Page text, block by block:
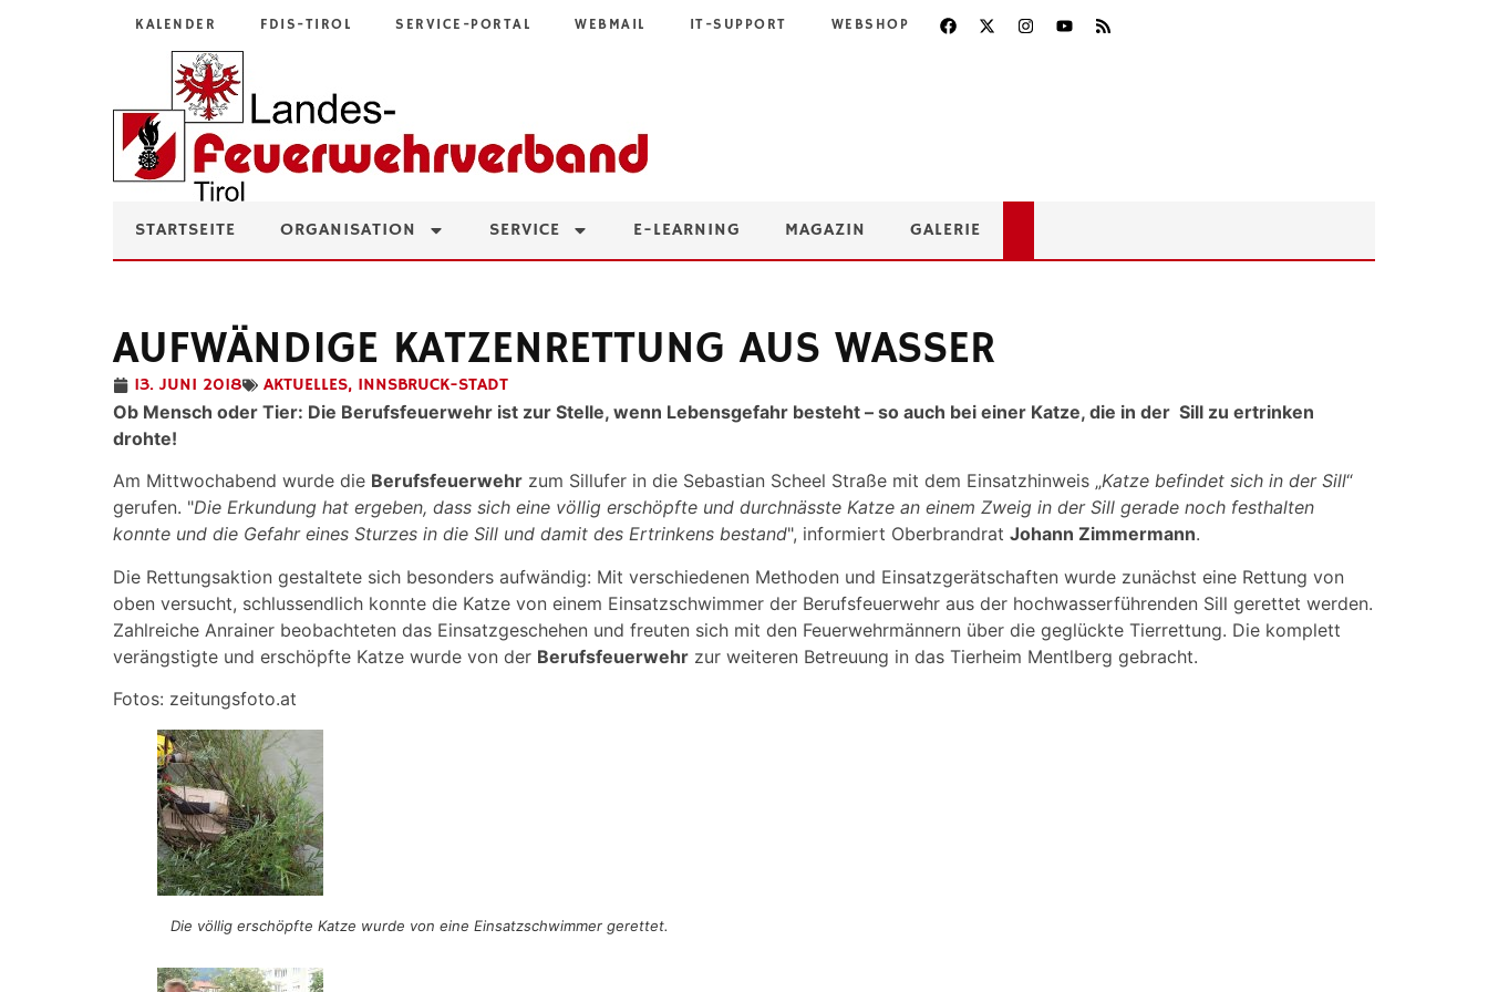
KALENDER FDIS-TIROL SERVICE-PORTAL WEBMAIL IT-SUPPORT WEBSHOP
STARTSEITE ORGANISATION SERVICE E-LEARNING MAGAZIN GALERIE
AUFWÄNDIGE KATZENRETTUNG AUS WASSER
13. JUNI 2018 AKTUELLES, INNSBRUCK-STADT
Ob Mensch oder Tier: Die Berufsfeuerwehr ist zur Stelle, wenn Lebensgefahr besteht – so auch bei einer Katze, die in der Sill zu ertrinken
drohte!
Am Mittwochabend wurde die Berufsfeuerwehr zum Sillufer in die Sebastian Scheel Straße mit dem Einsatzhinweis „Katze befindet sich in der Sill“
gerufen. "Die Erkundung hat ergeben, dass sich eine völlig erschöpfte und durchnässte Katze an einem Zweig in der Sill gerade noch festhalten
konnte und die Gefahr eines Sturzes in die Sill und damit des Ertrinkens bestand", informiert Oberbrandrat Johann Zimmermann.
Die Rettungsaktion gestaltete sich besonders aufwändig: Mit verschiedenen Methoden und Einsatzgerätschaften wurde zunächst eine Rettung von
oben versucht, schlussendlich konnte die Katze von einem Einsatzschwimmer der Berufsfeuerwehr aus der hochwasserführenden Sill gerettet werden.
Zahlreiche Anrainer beobachteten das Einsatzgeschehen und freuten sich mit den Feuerwehrmännern über die geglückte Tierrettung. Die komplett
verängstigte und erschöpfte Katze wurde von der Berufsfeuerwehr zur weiteren Betreuung in das Tierheim Mentlberg gebracht.
Fotos: zeitungsfoto.at
Die völlig erschöpfte Katze wurde von eine Einsatzschwimmer gerettet.